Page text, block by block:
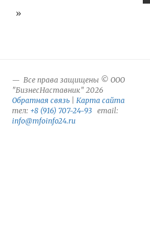
»
Все права защищены © ООО
"БизнесНаставник" 2026
Обратная связь
Карта сайта
тел: +8 (916) 707-24-93 email:
info@mfoinfo24.ru